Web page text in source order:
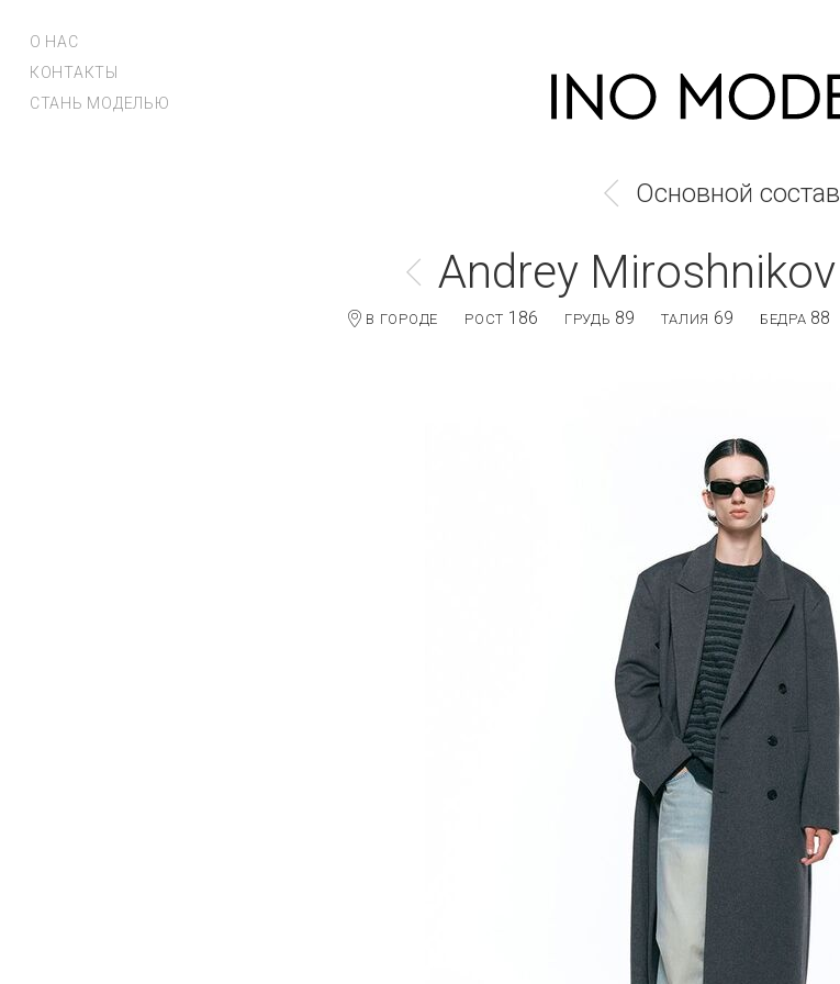
О НАС
КОНТАКТЫ
СТАНЬ МОДЕЛЬЮ
Основной состав
Andrey Miroshnikov
В ГОРОДЕ РОСТ 186 ГРУДЬ 89 ТАЛИЯ 69 БЕДРА 88